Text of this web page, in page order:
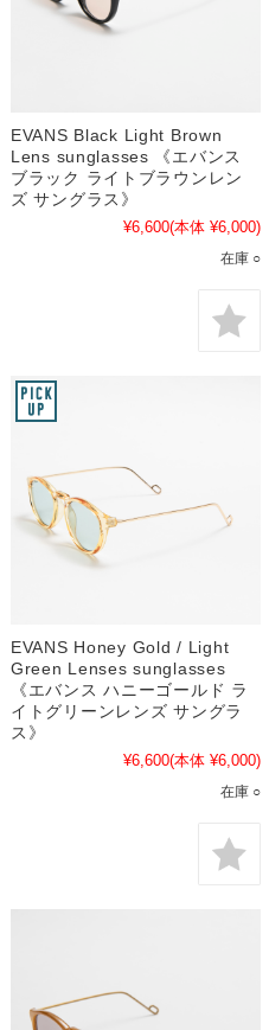
EVANS Black Light Brown
Lens sunglasses 《エバンス
ブラック ライトブラウンレン
ズ サングラス》
¥6,600(本体 ¥6,000)
在庫 ○
EVANS Honey Gold / Light
Green Lenses sunglasses
《エバンス ハニーゴールド ラ
イトグリーンレンズ サングラ
ス》
¥6,600(本体 ¥6,000)
在庫 ○